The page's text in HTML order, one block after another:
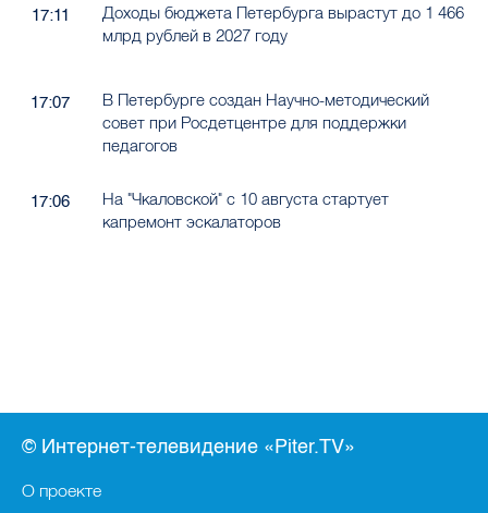
17:11
Доходы бюджета Петербурга вырастут до 1 466
млрд рублей в 2027 году
17:07
В Петербурге создан Научно-методический
совет при Росдетцентре для поддержки
педагогов
17:06
На "Чкаловской" с 10 августа стартует
капремонт эскалаторов
© Интернет-телевидение «Piter.TV»
О проекте